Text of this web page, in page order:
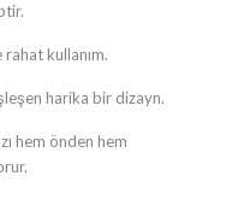
rahat kullanım.
harika bir dizayn.
hem önden hem